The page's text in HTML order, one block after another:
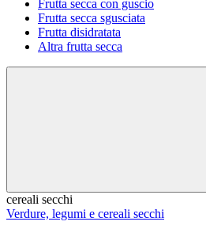
Frutta secca con guscio
Frutta secca sgusciata
Frutta disidratata
Altra frutta secca
cereali secchi
Verdure, legumi e cereali secchi